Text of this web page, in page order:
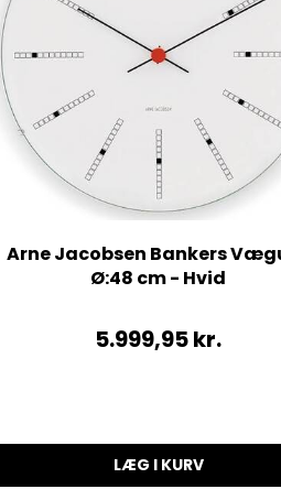
Arne Jacobsen Bankers
Ø:48 cm - Hvid
5.999,95kr.
LÆG I KURV